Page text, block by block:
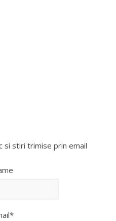
si stiri trimise prin email